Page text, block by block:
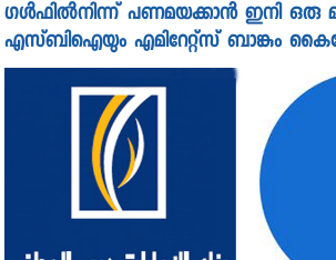
ഗള്‍ഫില്‍നിന്ന് പണമയക്കാന്‍ ഇനി ഒരു
എസ്ബിഐയും എമിറേറ്റ്‌സ് ബാങ്കും